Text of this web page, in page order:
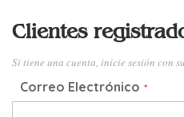
Clientes
Si tiene una cuenta, inicie sesión con
Correo Electrónico